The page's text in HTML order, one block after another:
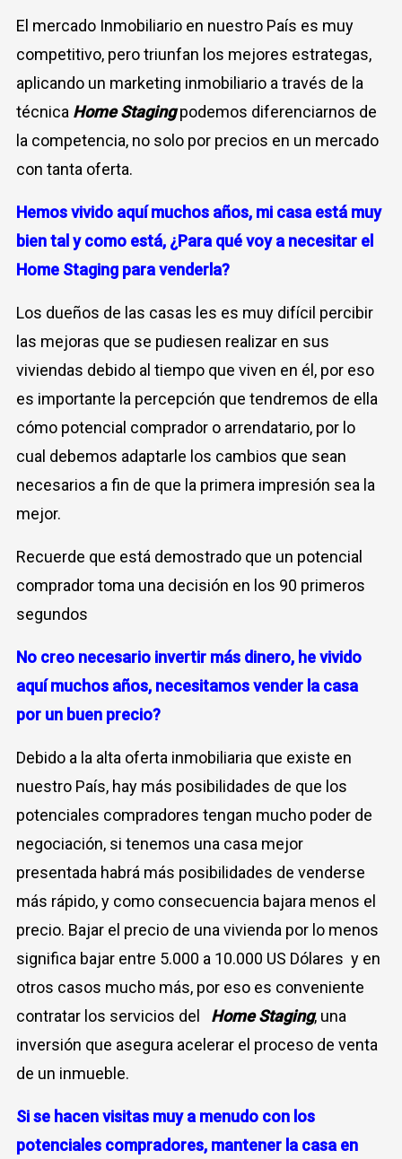
El mercado Inmobiliario en nuestro País es muy
competitivo, pero triunfan los mejores estrategas,
aplicando un marketing inmobiliario a través de la
técnica Home Stagingpodemos diferenciarnos de
la competencia, no solo por precios en un mercado
con tanta oferta.
Hemos vivido aquí muchos años, mi casa está muy
bien tal y como está, ¿Para qué voy a necesitar el
Home Staging para venderla?
Los dueños de las casas les es muy difícil percibir
las mejoras que se pudiesen realizar en sus
viviendas debido al tiempo que viven en él, por eso
es importante la percepción que tendremos de ella
cómo potencial comprador o arrendatario, por lo
cual debemos adaptarle los cambios que sean
necesarios a fin de que la primera impresión sea la
mejor.
Recuerde que está demostrado que un potencial
comprador toma una decisión en los 90 primeros
segundos
No creo necesario invertir más dinero, he vivido
aquí muchos años, necesitamos vender la casa
por un buen precio?
Debido a la alta oferta inmobiliaria que existe en
nuestro País, hay más posibilidades de que los
potenciales compradores tengan mucho poder de
negociación, si tenemos una casa mejor
presentada habrá más posibilidades de venderse
más rápido, y como consecuencia bajara menos el
precio. Bajar el precio de una vivienda por lo menos
significa bajar entre 5.000 a 10.000 US Dólares y en
otros casos mucho más, por eso es conveniente
contratar los servicios del HomeStaging, una
inversión que asegura acelerar el proceso de venta
de un inmueble.
Si se hacen visitas muy a menudo con los
potenciales compradores, mantener la casa en